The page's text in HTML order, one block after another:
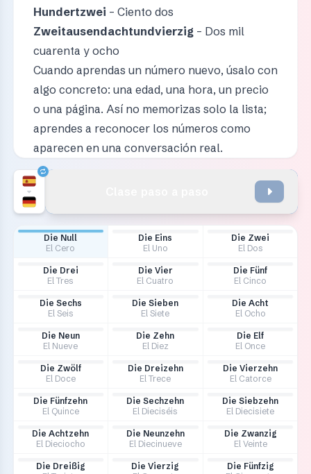
Hundertzwei – Ciento dos
Zweitausendachtundvierzig – Dos mil
cuarenta y ocho
Cuando aprendas un número nuevo, úsalo con
algo concreto: una edad, una hora, un precio
o una página. Así no memorizas solo la lista;
aprendes a reconocer los números como
aparecen en una conversación real.
Die Null
El Cero
Die Eins
El Uno
Die Zwei
El Dos
Die Drei
El Tres
Die Vier
El Cuatro
Die Fünf
El Cinco
Die Sechs
El Seis
Die Sieben
El Siete
Die Acht
El Ocho
Die Neun
El Nueve
Die Zehn
El Diez
Die Elf
El Once
Die Zwölf
El Doce
Die Dreizehn
El Trece
Die Vierzehn
El Catorce
Die Fünfzehn
El Quince
Die Sechzehn
El Dieciséis
Die Siebzehn
El Diecisiete
Die Achtzehn
El Dieciocho
Die Neunzehn
El Diecinueve
Die Zwanzig
El Veinte
Die Dreißig
Die Vierzig
Die Fünfzig